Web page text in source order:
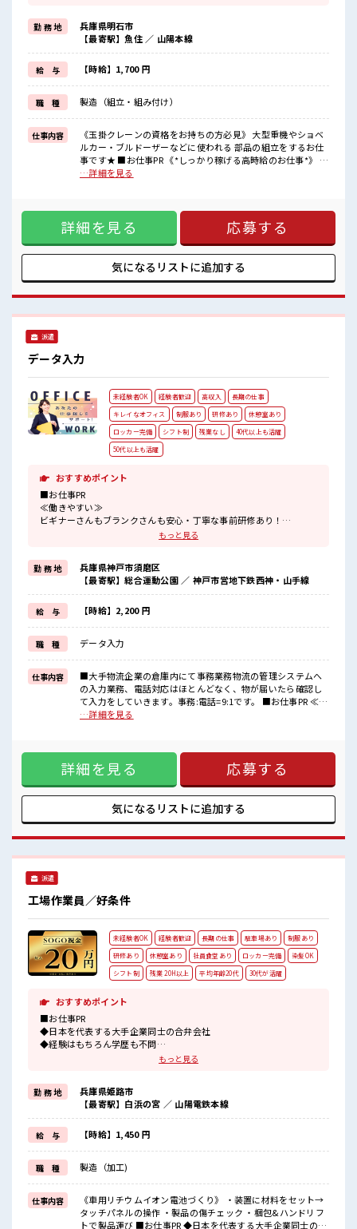
・わからないことは聞きやすい雰囲気なので、
安心してお仕事スタートできちゃいます☆
・研修体制バッチリ！
1ヶ月程度の社内研修やOJTトレーニングもあります！
・日勤のみでお休みは土日！
予定がたてやすいからぷらいべーとも充実♪
・駅からの送迎バスあり★
(基本は送迎バスでの通勤となりますが車やバイクでの通勤も相談可
能)
■職場の雰囲気
《20代・30代の方活躍中》
・420円で定食が食べられる食堂あり！
リングOK！
勤 務 地
兵庫県明石市
【最寄駅】魚住 ／ 山陽本線
給 与 【時給】1,700 円
職 種 製造（組立・組み付け）
仕事内容
《玉掛クレーンの資格をお持ちの方必見》 大型重機やショベ
ルカー・ブルドーザーなどに使われる 部品の組立をするお仕
事です★ ■お仕事PR 《*しっかり稼げる高時給のお仕事*》 ・
アナタの経験ココで活かしませんか？ ・残業も多めなのでた
きちゃいます☆ ・研修体制バッチリ！ 1ヶ月程度の社内研修
やOJTトレーニングもあります！ ・日勤のみでお休みは土
日！ 予定がたてやすいからぷらいべーとも充実♪ ・駅からの
送迎バスあり★ (基本は送迎バスでの通勤となりますが車やバ
イクでの通勤も相談可能) ■職場の雰囲気 《20代・30代の方
活躍中》 ・420円で定食が食べられる食堂あり！ ・従業員し
ー/ATM完備◎・キバツすぎはNGですが髪のカラーリング
OK！
…詳細を見る
詳細を見る 応募する
気になるリストに追加する
派遣
データ入力
未経験者OK 経験者歓迎 高収入
長期の仕事
キレイなオフィス
制服あり 研修あり
休憩室あり
ロッカー完備
シフト制 残業なし
40代以上も活躍
50代以上も活躍
おすすめポイント
■お仕事PR
≪働きやすい≫
ビギナーさんもブランクさんも安心・丁寧な事前研修あり！
残業基本ナシのお仕事♪
オンとオフをきっちり切り替えたい方にオススメ！
≪機能的な制服アリ≫
制服があるので、
毎日の服装の悩み解消♪
≪初めての仕事だけど自分にもできそう≫
新しいことにチャレンジするのは不安だけど、
しっかり働く環境が整っています！
イチからスキルUP・ステップUP目指していきましょう！
■職場の雰囲気
しっかり休める休憩室あり！
オンオフの切替もできちゃう！
ピタっと定時退社！
残業は基本ナシ♪
もっと見る
勤 務 地
兵庫県神戸市須磨区
【最寄駅】総合運動公園 ／ 神戸市営地下鉄西神・山手線
給 与 【時給】2,200 円
職 種 データ入力
仕事内容
■大手物流企業の倉庫内にて事務業務物流の管理システムへ
の入力業務、電話対応はほとんどなく、物が届いたら確認し
て入力をしていきます。事務:電話=9:1です。 ■お仕事PR ≪働
きやすい≫ ビギナーさんもブランクさんも安心・丁寧な事前
たい方にオススメ！ ≪機能的な制服アリ≫ 制服があるので、
毎日の服装の悩み解消♪ ≪初めての仕事だけど自分にもでき
そう≫ 新しいことにチャレンジするのは不安だけど、 しっか
り働く環境が整っています！ イチからスキルUP・ステップ
UP目指していきましょう！ ■職場の雰囲気 しっかり休める休
憩室あり！ オンオフの切替もできちゃう！ 職場にはロッカー
退社！ 残業は基本ナシ♪
…詳細を見る
詳細を見る 応募する
気になるリストに追加する
派遣
工場作業員／好条件
未経験者OK 経験者歓迎 長期の仕事 駐車場あり
制服あり
研修あり
休憩室あり 社員食堂あり ロッカー完備
染髪OK
シフト制
残業 20H以上 平均年齢20代 30代が活躍
おすすめポイント
■お仕事PR
◆日本を代表する大手企業同士の合弁会社
◆経験はもちろん学歴も不問
◆基本マニュアル通りなのでカンタン！
《更新手当3ヶ月ごとに5万円あり》
《昇給制度あり》
時給1450円！
さらに入社半年後には時給1500円にUP！
長期就業で収入UPを目指そう！
《通勤方法》
最寄駅から企業の無料送迎あり！
車/バイク/自転車通勤もOK◎無料駐車場・駐輪場完備！
■職場の雰囲気
キバツ過ぎなければ髪のカラーリングOK！
社員食堂は150円～400円ほどで利用可能！
もっと見る
勤 務 地
兵庫県姫路市
【最寄駅】白浜の宮 ／ 山陽電鉄本線
給 与 【時給】1,450 円
職 種 製造（加工)
仕事内容
《車用リチウムイオン電池づくり》 ・装置に材料をセット→
タッチパネルの操作 ・製品の傷チェック ・梱包&ハンドリフ
トで製品運び ■お仕事PR ◆日本を代表する大手企業同士の合